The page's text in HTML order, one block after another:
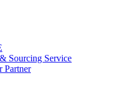
Sourcing Service
Partner